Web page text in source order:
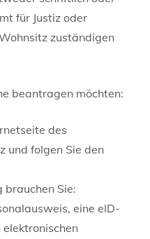
für Justiz oder
zuständigen
beantragen möchten:
des
und folgen Sie den
brauchen Sie:
eine eID-